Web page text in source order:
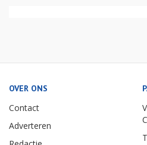
OVER ONS
Contact
Adverteren